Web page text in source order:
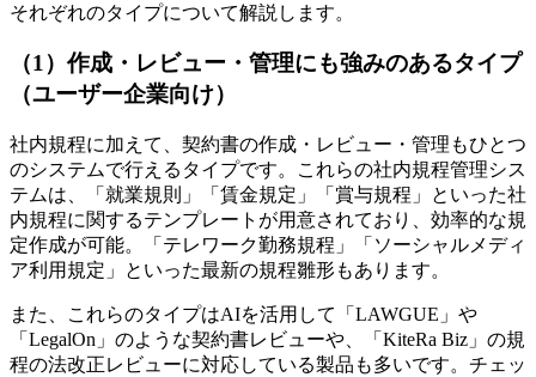
それぞれのタイプについて解説します。
（1）作成・レビュー・管理にも強みのあるタイプ
（ユーザー企業向け）
社内規程に加えて、契約書の作成・レビュー・管理もひとつ
のシステムで行えるタイプです。これらの社内規程管理シス
テムは、「就業規則」「賃金規定」「賞与規程」といった社
内規程に関するテンプレートが用意されており、効率的な規
定作成が可能。「テレワーク勤務規程」「ソーシャルメディ
ア利用規定」といった最新の規程雛形もあります。
また、これらのタイプはAIを活用して「LAWGUE」や
「LegalOn」のような契約書レビューや、「KiteRa Biz」の規
程の法改正レビューに対応している製品も多いです。チェッ